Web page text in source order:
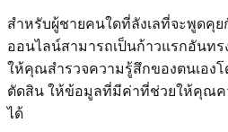
สำหรับผู้ชายคนใดที่ลังเลที่จะพูดคุ
ออนไลน์สามารถเป็นก้าวแรกอันทร
ให้คุณสำรวจความรู้สึกของตนเอง
ตัดสิน ให้ข้อมูลที่มีค่าที่ช่วยให้คุณค
ได้